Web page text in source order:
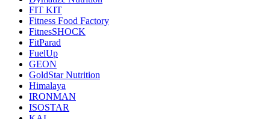
FIT KIT
Fitness Food Factory
FitnesSHOCK
FitParad
FuelUp
GEON
GoldStar Nutrition
Himalaya
IRONMAN
ISOSTAR